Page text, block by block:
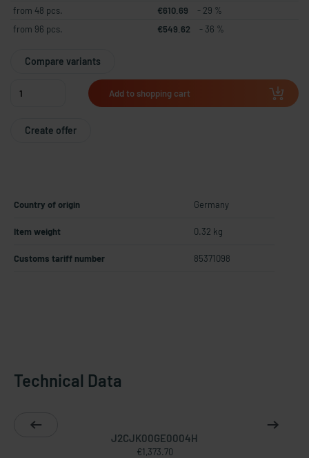
from 48 pcs.
€610.69
- 29 %
from 96 pcs.
€549.62 - 36 %
Compare variants
Add to shopping cart
Create offer
Country of origin Germany
Item weight 0.32 kg
Customs tariff number 85371098
Technical Data
J2CJK00GE0004H
€1,373.70